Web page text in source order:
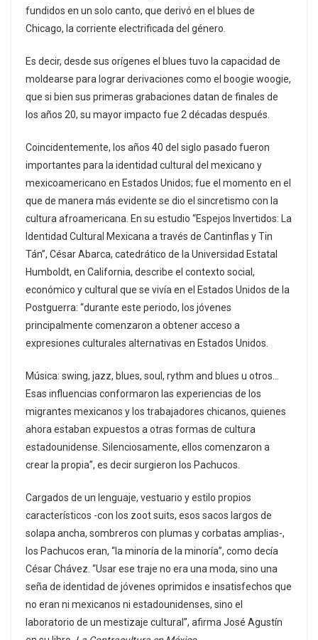
fundidos en un solo canto, que derivó en el blues de
Chicago, la corriente electrificada del género.
Es decir, desde sus orígenes el blues tuvo la capacidad de
moldearse para lograr derivaciones como el boogie woogie,
que si bien sus primeras grabaciones datan de finales de
los años 20, su mayor impacto fue 2 décadas después.
Coincidentemente, los años 40 del siglo pasado fueron
importantes para la identidad cultural del mexicano y
mexicoamericano en Estados Unidos; fue el momento en el
que de manera más evidente se dio el sincretismo con la
cultura afroamericana. En su estudio “Espejos Invertidos: La
Identidad Cultural Mexicana a través de Cantinflas y Tin
Tán”, César Abarca, catedrático de la Universidad Estatal
Humboldt, en California, describe el contexto social,
económico y cultural que se vivía en el Estados Unidos de la
Postguerra: “durante este periodo, los jóvenes
principalmente comenzaron a obtener acceso a
expresiones culturales alternativas en Estados Unidos.
Música: swing, jazz, blues, soul, rythm and blues u otros…
Esas influencias conformaron las experiencias de los
migrantes mexicanos y los trabajadores chicanos, quienes
ahora estaban expuestos a otras formas de cultura
estadounidense. Silenciosamente, ellos comenzaron a
crear la propia”, es decir surgieron los Pachucos.
Cargados de un lenguaje, vestuario y estilo propios
característicos -con los zoot suits, esos sacos largos de
solapa ancha, sombreros con plumas y corbatas amplias-,
los Pachucos eran, “la minoría de la minoría”, como decía
César Chávez. “Usar ese traje no era una moda, sino una
seña de identidad de jóvenes oprimidos e insatisfechos que
no eran ni mexicanos ni estadounidenses, sino el
laboratorio de un mestizaje cultural”, afirma José Agustín